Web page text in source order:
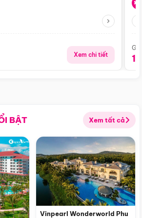
Xem chi tiết
BẬT Xem tất cả
Vinpearl Wonderworld Phu